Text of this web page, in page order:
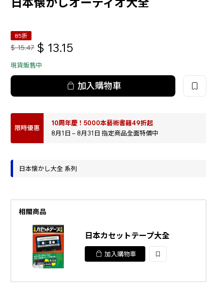
85折
$ 15.47 $ 13.15
現貨販售中
加入購物車
限時優惠
10周年慶！5000本藝術書籍49折起
8月1日 – 8月31日 指定商品全面特價中
日本懐かし大全 系列
相關商品
日本カセットテープ大全
加入購物車
加